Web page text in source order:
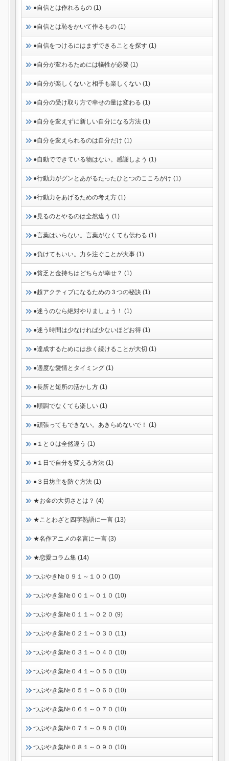
●自信とは作れるもの (1)
●自信とは恥をかいて作るもの (1)
●自信をつけるにはまずできることを探す (1)
●自分が変わるためには犠牲が必要 (1)
●自分が楽しくないと相手も楽しくない (1)
●自分の受け取り方で幸せの量は変わる (1)
●自分を変えずに新しい自分になる方法 (1)
●自分を変えられるのは自分だけ (1)
●自動でできている物はない。感謝しよう (1)
●行動力がグンとあがるたったひとつのこころがけ (1)
●行動力をあげるための考え方 (1)
●見るのとやるのは全然違う (1)
●言葉はいらない。言葉がなくても伝わる (1)
●負けてもいい。力を注ぐことが大事 (1)
●貧乏と金持ちはどちらが幸せ？ (1)
●超アクティブになるための３つの秘訣 (1)
●迷うのなら絶対やりましょう！ (1)
●迷う時間は少なければ少ないほどお得 (1)
●達成するためには歩く続けることが大切 (1)
●適度な愛情とタイミング (1)
●長所と短所の活かし方 (1)
●順調でなくても楽しい (1)
●頑張ってもできない。あきらめないで！ (1)
●１と０は全然違う (1)
●１日で自分を変える方法 (1)
●３日坊主を防ぐ方法 (1)
★お金の大切さとは？ (4)
★ことわざと四字熟語に一言 (13)
★名作アニメの名言に一言 (3)
★恋愛コラム集 (14)
つぶやき№０９１～１００ (10)
つぶやき集№００１～０１０ (10)
つぶやき集№０１１～０２０ (9)
つぶやき集№０２１～０３０ (11)
つぶやき集№０３１～０４０ (10)
つぶやき集№０４１～０５０ (10)
つぶやき集№０５１～０６０ (10)
つぶやき集№０６１～０７０ (10)
つぶやき集№０７１～０８０ (10)
つぶやき集№０８１～０９０ (10)